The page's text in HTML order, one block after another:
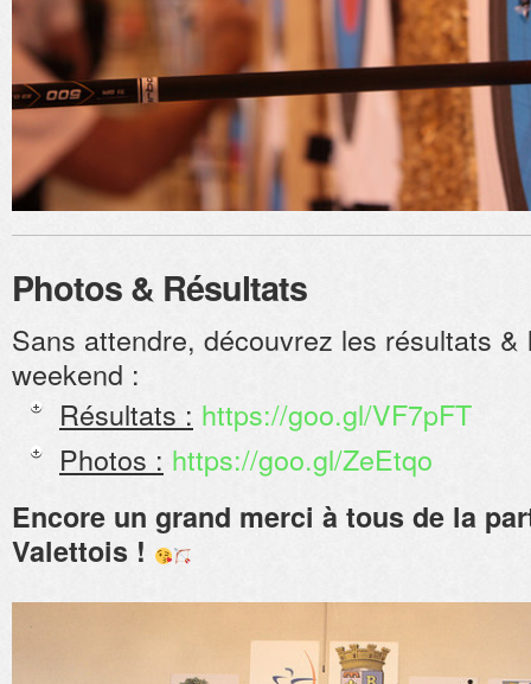
Photos & Résultats
Sans attendre, découvrez les résultats &
weekend :
Résultats : https://goo.gl/VF7pFT
Photos : https://goo.gl/ZeEtqo
Encore un grand merci à tous de la
Valettois !